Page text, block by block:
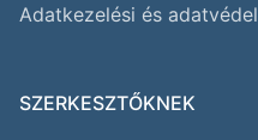
Adatkezelési és
SZERKESZTŐKNEK